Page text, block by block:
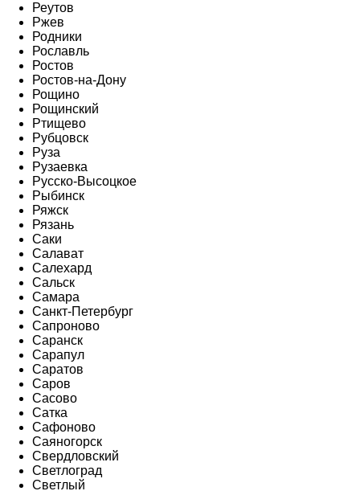
Реутов
Ржев
Родники
Рославль
Ростов
Ростов-на-Дону
Рощино
Рощинский
Ртищево
Рубцовск
Руза
Рузаевка
Русско-Высоцкое
Рыбинск
Ряжск
Рязань
Саки
Салават
Салехард
Сальск
Самара
Санкт-Петербург
Сапроново
Саранск
Сарапул
Саратов
Саров
Сасово
Сатка
Сафоново
Саяногорск
Свердловский
Светлоград
Светлый